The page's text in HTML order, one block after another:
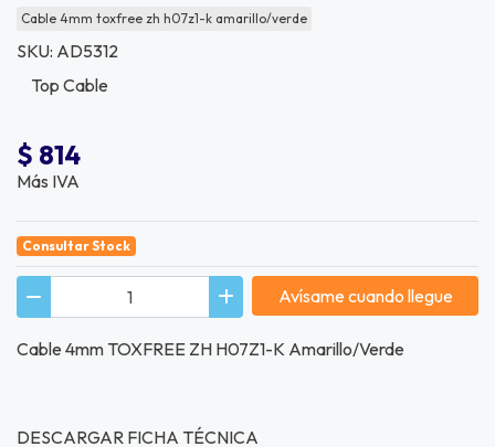
Cable 4mm toxfree zh h07z1-k amarillo/verde
SKU: AD5312
Top Cable
$ 814
Más IVA
Consultar Stock
Avísame cuando llegue
Cable 4mm TOXFREE ZH H07Z1-K Amarillo/Verde
DESCARGAR FICHA TÉCNICA